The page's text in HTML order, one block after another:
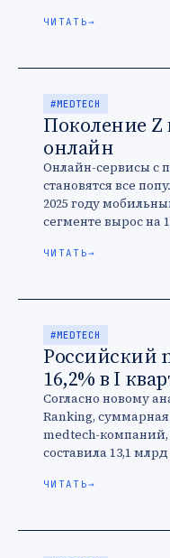
Государство …
ЧИТАТЬ→
#MEDTECH
Поколение Z
онлайн
Онлайн-сервисы с
становятся все
2025 году
сегменте вырос на
ЧИТАТЬ→
#MEDTECH
Российский
16,2% в I
Согласно новому
Ranking,
medtech-компаний,
составила 13,1
сравнению …
ЧИТАТЬ→